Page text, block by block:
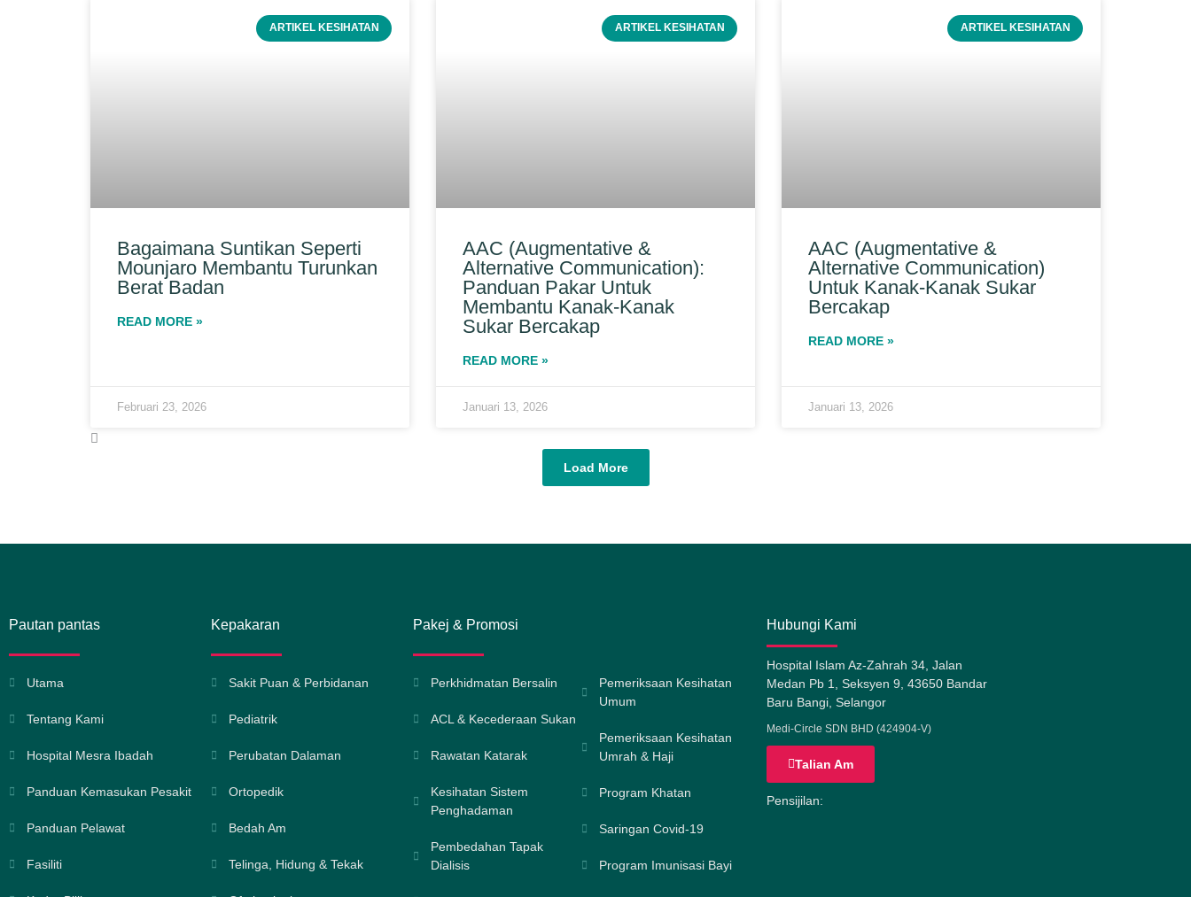
ARTIKEL KESIHATAN
Bagaimana Suntikan Seperti
Mounjaro Membantu Turunkan
Berat Badan
READ MORE »
Februari 23, 2026
ARTIKEL KESIHATAN
AAC (Augmentative &
Alternative Communication):
Panduan Pakar Untuk
Membantu Kanak-Kanak
Sukar Bercakap
READ MORE »
Januari 13, 2026
ARTIKEL KESIHATAN
AAC (Augmentative &
Alternative Communication)
Untuk Kanak-Kanak Sukar
Bercakap
READ MORE »
Januari 13, 2026
Load More
Pautan pantas
Utama
Tentang Kami
Hospital Mesra Ibadah
Panduan Kemasukan Pesakit
Panduan Pelawat
Fasiliti
Kepakaran
Sakit Puan & Perbidanan
Pediatrik
Perubatan Dalaman
Ortopedik
Bedah Am
Telinga, Hidung & Tekak
Pakej & Promosi
Perkhidmatan Bersalin
ACL & Kecederaan Sukan
Rawatan Katarak
Kesihatan Sistem
Penghadaman
Pembedahan Tapak
Dialisis
Pemeriksaan Kesihatan
Umum
Pemeriksaan Kesihatan
Umrah & Haji
Program Khatan
Saringan Covid-19
Program Imunisasi Bayi
Hubungi Kami
Hospital Islam Az-Zahrah 34, Jalan
Medan Pb 1, Seksyen 9, 43650 Bandar
Baru Bangi, Selangor
Medi-Circle SDN BHD (424904-V)
Talian Am
Pensijilan: